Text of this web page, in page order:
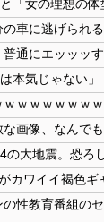
の車に逃げられる